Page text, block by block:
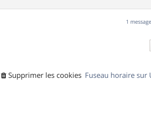
1
Fuseau horaire sur
Supprimer les cookies